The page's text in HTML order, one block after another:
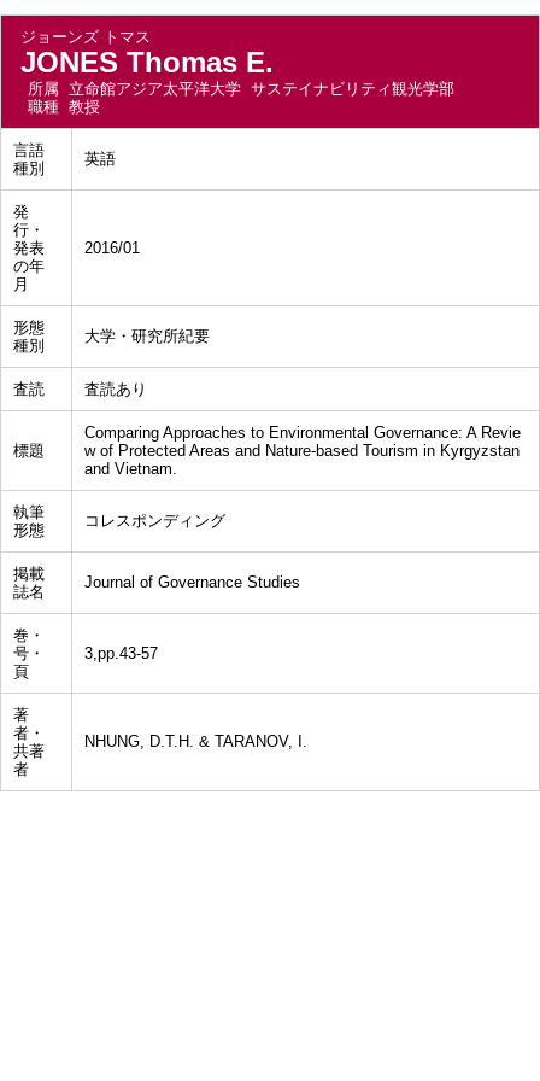
ジョーンズ トマス
JONES Thomas E.
所属 立命館アジア太平洋大学 サステイナビリティ観光学部
職種 教授
言語
種別
英語
発
行・
発表
の年
月
2016/01
形態
種別
大学・研究所紀要
査読 査読あり
標題
Comparing Approaches to Environmental Governance: A Revie
w of Protected Areas and Nature-based Tourism in Kyrgyzstan
and Vietnam.
執筆
形態
コレスポンディング
掲載
誌名
Journal of Governance Studies
巻・
号・
頁
3,pp.43-57
著
者・
共著
者
NHUNG, D.T.H. & TARANOV, I.